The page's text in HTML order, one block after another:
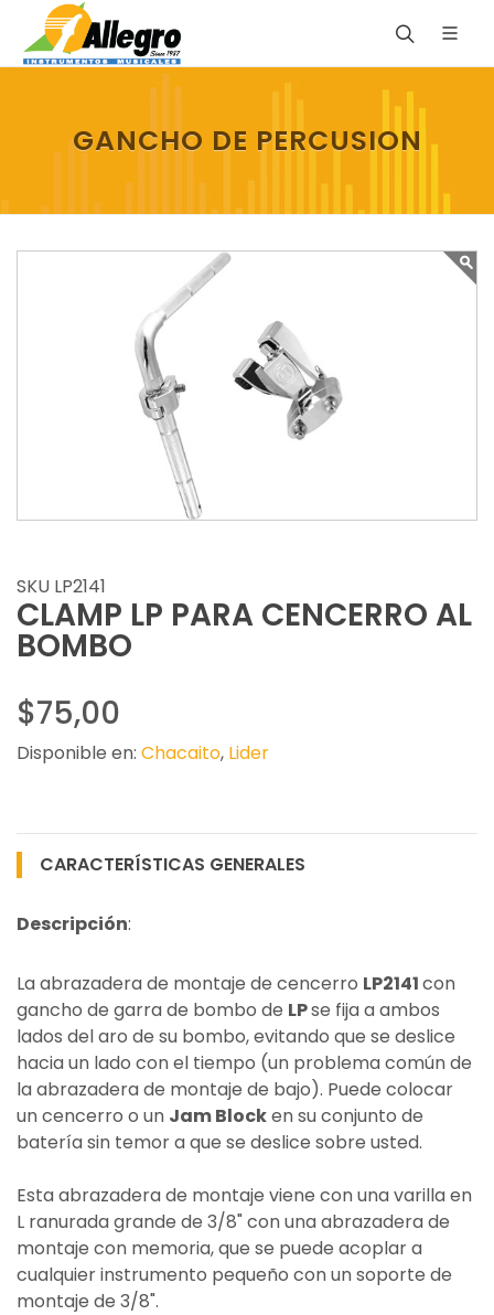
GANCHO DE PERCUSION
SKU LP2141
CLAMP LP PARA CENCERRO AL
BOMBO
$75,00
Disponible en: Chacaito, Lider
CARACTERÍSTICAS GENERALES
Descripción:
La abrazadera de montaje de cencerro LP2141con
gancho de garra de bombo de LPse fija a ambos
lados del aro de su bombo, evitando que se deslice
hacia un lado con el tiempo (un problema común de
la abrazadera de montaje de bajo). Puede colocar
un cencerro o un Jam Blocken su conjunto de
batería sin temor a que se deslice sobre usted.
Esta abrazadera de montaje viene con una varilla en
L ranurada grande de 3/8" con una abrazadera de
montaje con memoria, que se puede acoplar a
cualquier instrumento pequeño con un soporte de
montaje de 3/8".